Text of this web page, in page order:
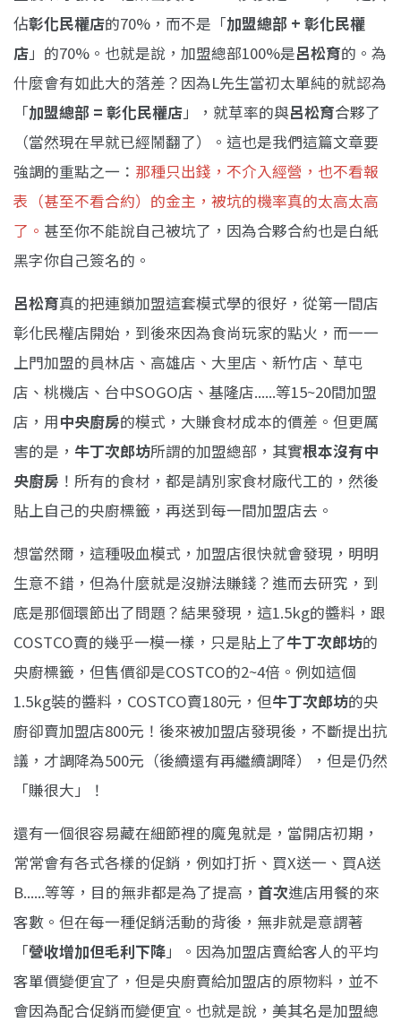
佔彰化民權店的70%，而不是「加盟總部 + 彰化民權
店」的70%。也就是說，加盟總部100%是呂松育的。為
什麼會有如此大的落差？因為L先生當初太單純的就認為
「加盟總部 = 彰化民權店」，就草率的與呂松育合夥了
（當然現在早就已經鬧翻了）。這也是我們這篇文章要
強調的重點之一： 那種只出錢，不介入經營，也不看報
表（甚至不看合約）的金主，被坑的機率真的太高太高
了。 甚至你不能說自己被坑了，因為合夥合約也是白紙
黑字你自己簽名的。
呂松育真的把連鎖加盟這套模式學的很好，從第一間店
彰化民權店開始，到後來因為食尚玩家的點火，而一一
上門加盟的員林店、高雄店、大里店、新竹店、草屯
店、桃機店、台中SOGO店、基隆店......等15~20間加盟
店，用中央廚房的模式，大賺食材成本的價差。但更厲
害的是， 牛丁次郎坊所謂的加盟總部，其實根本沒有中
央廚房 ！所有的食材，都是請別家食材廠代工的，然後
貼上自己的央廚標籤，再送到每一間加盟店去。
想當然爾，這種吸血模式，加盟店很快就會發現，明明
生意不錯，但為什麼就是沒辦法賺錢？進而去研究，到
底是那個環節出了問題？結果發現，這1.5kg的醬料，跟
COSTCO賣的幾乎一模一樣，只是貼上了牛丁次郎坊的
央廚標籤，但售價卻是COSTCO的2~4倍。例如這個
1.5kg裝的醬料，COSTCO賣180元，但牛丁次郎坊的央
廚卻賣加盟店800元！後來被加盟店發現後，不斷提出抗
議，才調降為500元（後續還有再繼續調降），但是仍然
「賺很大」！
還有一個很容易藏在細節裡的魔鬼就是，當開店初期，
常常會有各式各樣的促銷，例如打折、買X送一、買A送
B......等等，目的無非都是為了提高， 首次進店用餐的來
客數。但在每一種促銷活動的背後，無非就是意謂著
「營收增加但毛利下降」。因為加盟店賣給客人的平均
客單價變便宜了，但是央廚賣給加盟店的原物料，並不
會因為配合促銷而變便宜。也就是說，美其名是加盟總